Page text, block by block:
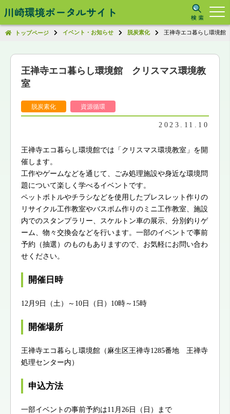
川崎環境ポータルサイト
トップページ イベント・お知らせ 脱炭素化 王禅寺エコ暮らし環境
王禅寺エコ暮らし環境館 クリスマス環境教
室
脱炭素化 資源循環
2023.11.10
王禅寺エコ暮らし環境館では「クリスマス環境教室」を開
催します。
工作やゲームなどを通じて、ごみ処理施設や身近な環境問
題について楽しく学べるイベントです。
ペットボトルやチラシなどを使用したブレスレット作りの
リサイクル工作教室やバスボム作りのミニ工作教室、施設
内でのスタンプラリー、スケルトン車の展示、分別釣りゲ
ーム、物々交換会などを行います。一部のイベントで事前
予約（抽選）のものもありますので、お気軽にお問い合わ
せください。
開催日時
12月9日（土）～10日（日）10時～15時
開催場所
王禅寺エコ暮らし環境館（麻生区王禅寺1285番地 王禅寺
処理センター内）
申込方法
一部イベントの事前予約は11月26日（日）まで